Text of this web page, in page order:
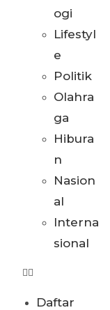
ogi
Lifestyl
e
Politik
Olahra
ga
Hibura
n
Nasion
al
Interna
sional
Daftar